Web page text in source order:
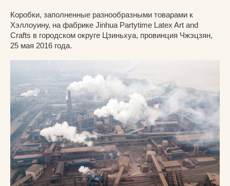
Коробки, заполненные разнообразными товарами к
Хэллоуину, на фабрике Jinhua Partytime Latex Art and
Crafts в городском округе Цзиньхуа, провинция Чжэцзян,
25 мая 2016 года.